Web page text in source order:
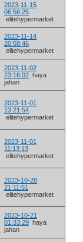
2023-11-15
06:56:25
elitehypermarket
2023-11-14
20:58:46
elitehypermarket
2023-11-02
23:16:02 haya
jahan
2023-11-01
13:21:54
elitehypermarket
2023-11-01
11:13:13
elitehypermarket
2023-10-28
21:11:51
elitehypermarket
2023-10-21
01:33:29 haya
jahan